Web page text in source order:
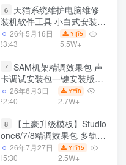
6
天猫系统维护电脑维修
装机软件工具 小白式安装
完全一键安装系统 电脑系统
装机软件 一键重装系统
26年5月16日
23:43
Y币5
5.5W+
7 SAM机架精调效果包 声
卡调试安装包一键安装版模
板 带插件预设效果文件
26年6月3日
22:40
Y币8
2.7W+
8
【土豪升级模板】Studio
one6/7/8精调效果包 多轨道
效果模式可选 声卡调试好预
设模板 带插件全套文件
26年7月27日
15:30
Y币15
2.5W+